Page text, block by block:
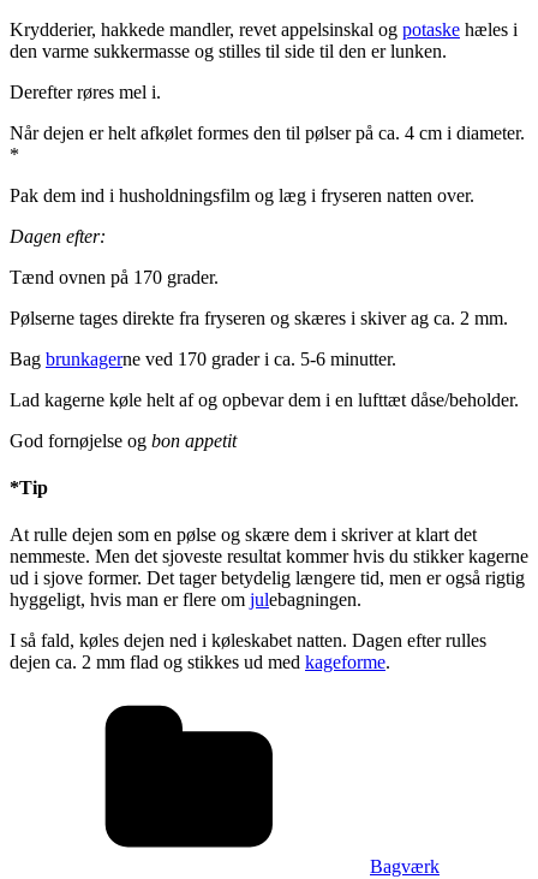
Krydderier, hakkede mandler, revet appelsinskal og potaske hæles i
den varme sukkermasse og stilles til side til den er lunken.
Derefter røres mel i.
Når dejen er helt afkølet formes den til pølser på ca. 4 cm i diameter.
*
Pak dem ind i husholdningsfilm og læg i fryseren natten over.
Dagen efter:
Tænd ovnen på 170 grader.
Pølserne tages direkte fra fryseren og skæres i skiver ag ca. 2 mm.
Bag brunkagerne ved 170 grader i ca. 5-6 minutter.
Lad kagerne køle helt af og opbevar dem i en lufttæt dåse/beholder.
God fornøjelse og bon appetit
*Tip
At rulle dejen som en pølse og skære dem i skriver at klart det
nemmeste. Men det sjoveste resultat kommer hvis du stikker kagerne
ud i sjove former. Det tager betydelig længere tid, men er også rigtig
hyggeligt, hvis man er flere om julebagningen.
I så fald, køles dejen ned i køleskabet natten. Dagen efter rulles
dejen ca. 2 mm flad og stikkes ud med kageforme.
Bagværk